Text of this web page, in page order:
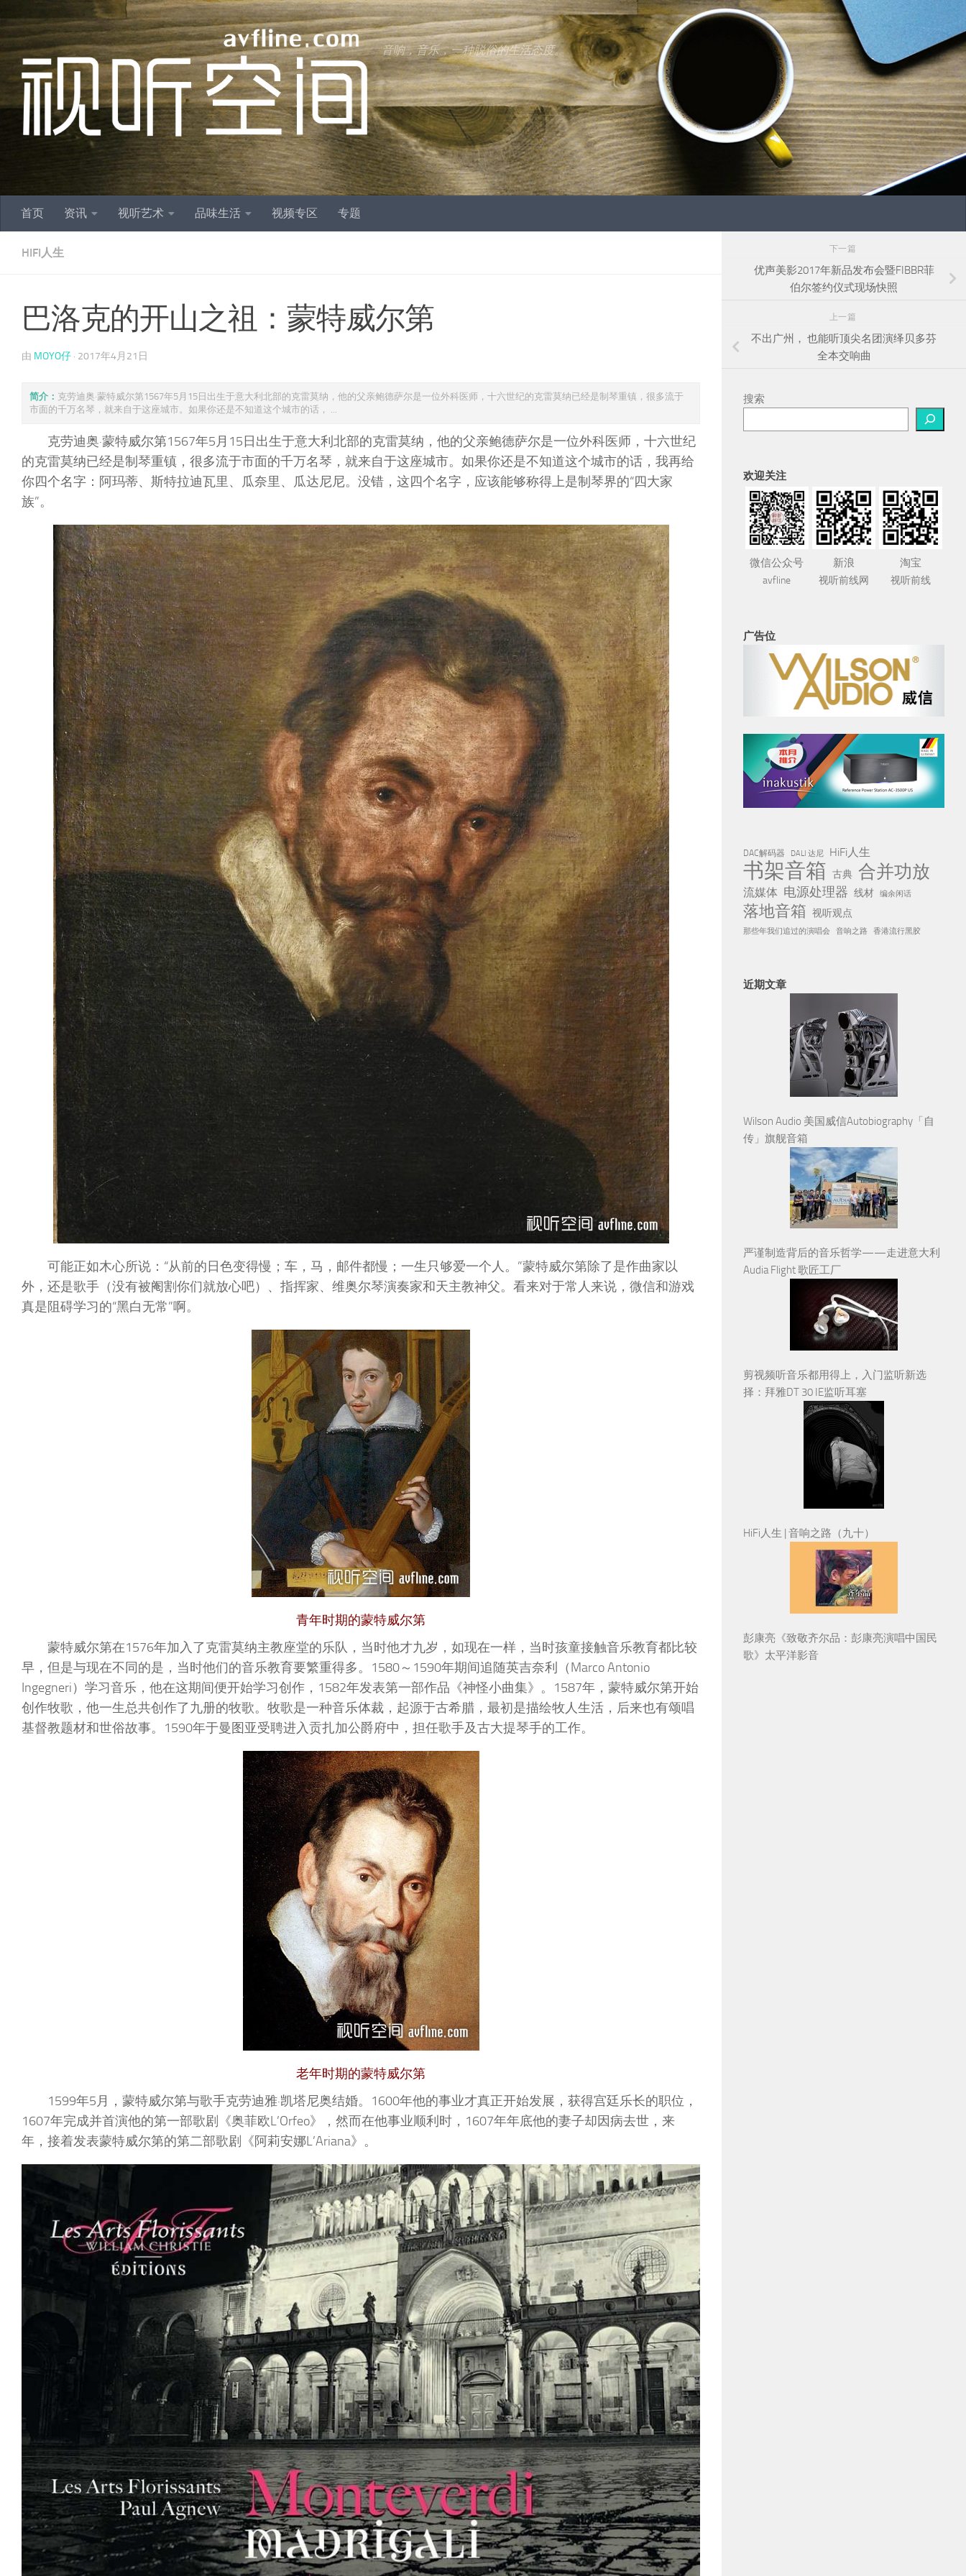
跳至内容
音响，音乐，一种脱俗的生活态度。
首页 资讯 视听艺术 品味生活 视频专区 专题
HIFI人生
巴洛克的开山之祖：蒙特威尔第
由 MOYO仔 · 2017年4月21日
简介： 克劳迪奥·蒙特威尔第1567年5月15日出生于意大利北部的克雷莫纳，他的父亲鲍德萨尔是一位外科医师，十六世纪的克雷莫纳已经是制琴重镇，很多流于
市面的千万名琴，就来自于这座城市。如果你还是不知道这个城市的话， ...
克劳迪奥·蒙特威尔第1567年5月15日出生于意大利北部的克雷莫纳，他的父亲鲍德萨尔是一位外科医师，十六世纪
的克雷莫纳已经是制琴重镇，很多流于市面的千万名琴，就来自于这座城市。如果你还是不知道这个城市的话，我再给
你四个名字：阿玛蒂、斯特拉迪瓦里、瓜奈里、瓜达尼尼。没错，这四个名字，应该能够称得上是制琴界的“四大家
族”。
可能正如木心所说：“从前的日色变得慢；车，马，邮件都慢；一生只够爱一个人。”蒙特威尔第除了是作曲家以
外，还是歌手（没有被阉割你们就放心吧）、指挥家、维奥尔琴演奏家和天主教神父。看来对于常人来说，微信和游戏
真是阻碍学习的“黑白无常”啊。
青年时期的蒙特威尔第
蒙特威尔第在1576年加入了克雷莫纳主教座堂的乐队，当时他才九岁，如现在一样，当时孩童接触音乐教育都比较
早，但是与现在不同的是，当时他们的音乐教育要繁重得多。1580～1590年期间追随英吉奈利（Marco Antonio
Ingegneri）学习音乐，他在这期间便开始学习创作，1582年发表第一部作品《神怪小曲集》。1587年，蒙特威尔第开始
创作牧歌，他一生总共创作了九册的牧歌。牧歌是一种音乐体裁，起源于古希腊，最初是描绘牧人生活，后来也有颂唱
基督教题材和世俗故事。1590年于曼图亚受聘进入贡扎加公爵府中，担任歌手及古大提琴手的工作。
老年时期的蒙特威尔第
1599年5月，蒙特威尔第与歌手克劳迪雅·凯塔尼奥结婚。1600年他的事业才真正开始发展，获得宫廷乐长的职位，
1607年完成并首演他的第一部歌剧《奥菲欧L’Orfeo》，然而在他事业顺利时，1607年年底他的妻子却因病去世，来
年，接着发表蒙特威尔第的第二部歌剧《阿莉安娜L’Ariana》。
下一篇
优声美影2017年新品发布会暨FIBBR菲
伯尔签约仪式现场快照
上一篇
不出广州， 也能听顶尖名团演绎贝多芬
全本交响曲
搜索
欢迎关注
微信公众号
avfline
新浪
视听前线网
淘宝
视听前线
广告位
DAC解码器 DALI 达尼 HiFi人生
书架音箱 古典 合并功放
流媒体 电源处理器 线材 编余闲话
落地音箱 视听观点
那些年我们追过的演唱会 音响之路 香港流行黑胶
近期文章
Wilson Audio 美国威信Autobiography「自
传」旗舰音箱
严谨制造背后的音乐哲学——走进意大利
Audia Flight 歌匠工厂
剪视频听音乐都用得上，入门监听新选
择：拜雅DT 30 IE监听耳塞
HiFi人生 | 音响之路（九十）
彭康亮《致敬齐尔品：彭康亮演唱中国民
歌》太平洋影音